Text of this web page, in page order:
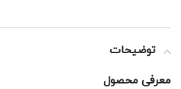
توضیحات
معرفی محصول